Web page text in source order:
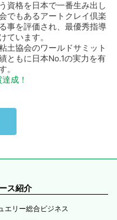
資格を日本で一番生み出し
でもあるアートクレイ倶楽
事を評価され、最優秀指導
ています。
土協会のワールドサミット
ともに日本No.1の実力を有
。
成！
ス紹介
エリー総合ビジネス